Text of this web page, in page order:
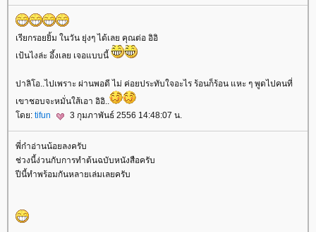
เรียกรอยยิ้ม ในวัน ยุ่งๆ ได้เลย คุณต่อ อิอิ
เป้นไงล่ะ อึ้งเลย เจอแบบนี้
ปาลิโอ..ไปเพราะ ผ่านพอดี ไม่ ค่อยประทับใจอะไร ร้อนก็ร้อน แหะ ๆ พูดไปคนที่
เขาชอบจะหมั่นใส้เอา อิอิ..
ดย: tifun 3 กุมภาพันธ์ 2556 14:48:07 น.
พี่ก๋าอ่านน้อยลงครับ
ช่วงนี้ง่วนกับการทำต้นฉบับหนังสือครับ
ปีนี้ทำพร้อมกันหลายเล่มเลยครับ